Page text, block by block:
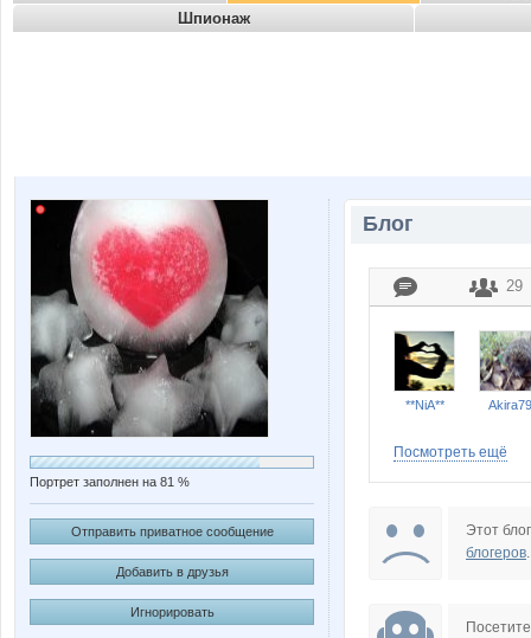
Шпионаж
Портрет заполнен на 81 %
Отправить приватное сообщение
Добавить в друзья
Игнорировать
Блог
29
**NiA** Akira79
anela2005
Посмотреть ещё
Этот
блогеров.